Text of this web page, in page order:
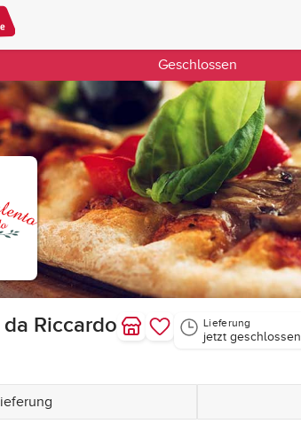
Geschlossen
Riccardo Lieferung
jetzt geschlossen